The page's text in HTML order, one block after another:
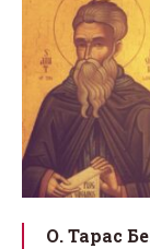
О. Тарас